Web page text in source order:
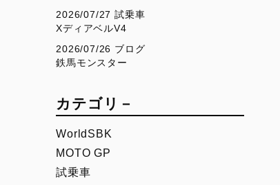
2026/07/27 試乗車
XディアベルV4
2026/07/26 ブログ
鉄馬モンスター
カテゴリ－
WorldSBK
MOTO GP
試乗車